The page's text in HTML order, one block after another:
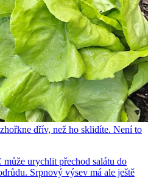
dřív, než ho sklidíte. Není to
může urychlit přechod salátu do
Srpnový výsev má ale ještě